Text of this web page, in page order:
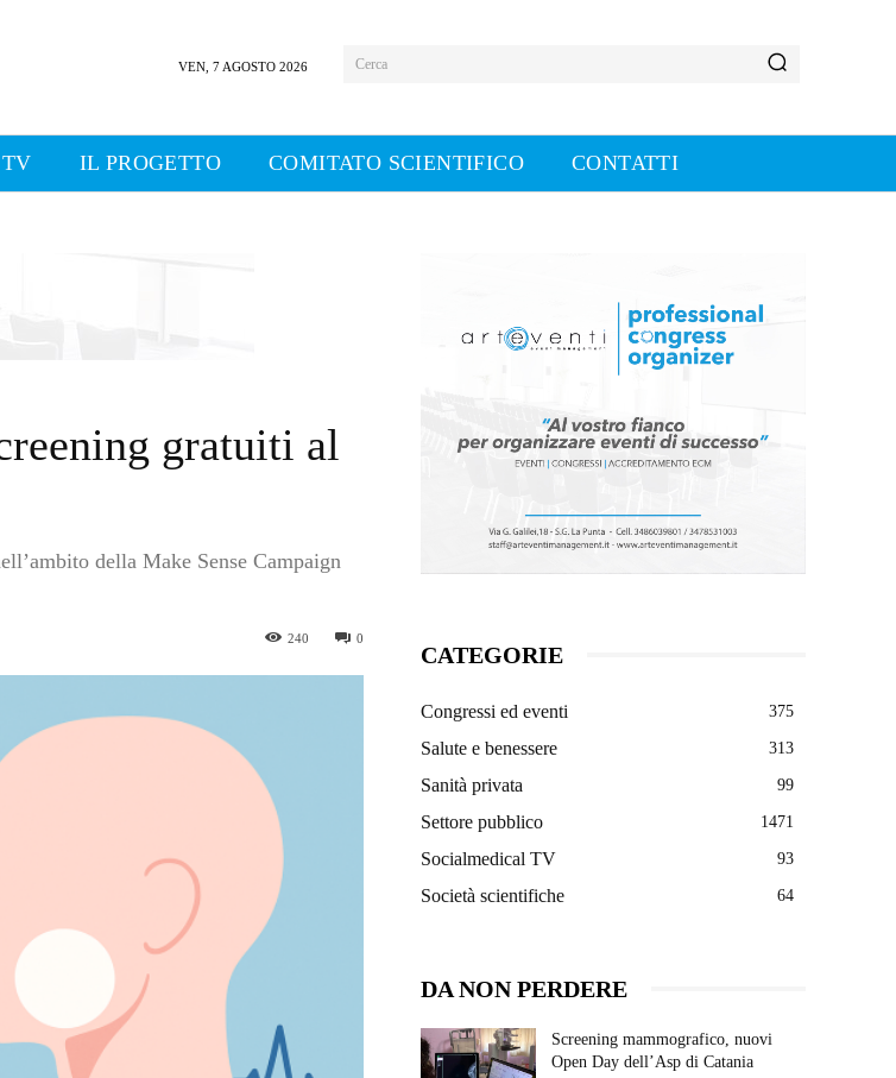
VEN, 7 AGOSTO 2026 Cerca
IL PROGETTO COMITATO SCIENTIFICO CONTATTI
gratuiti al
della Make Sense Campaign
0
240
CATEGORIE
Congressi ed eventi 375
Salute e benessere 313
Sanità privata 99
Settore pubblico 1471
Socialmedical TV 93
Società scientifiche 64
DA NON PERDERE
Screening mammografico, nuovi
Open Day dell’Asp di Catania